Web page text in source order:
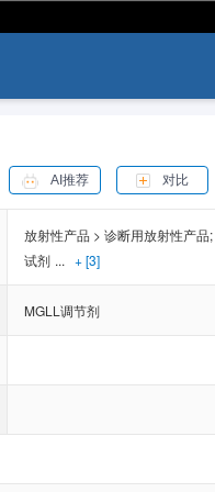
AI推荐 对比
放射性产品 > 诊断用放射性产品;
试剂 ... + [3]
MGLL调节剂